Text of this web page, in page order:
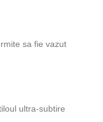
sa fie vazut
ultra-subtire